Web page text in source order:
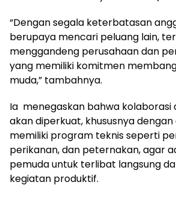
“Dengan segala keterbatasan
berupaya mencari peluang lain,
menggandeng perusahaan dan
yang memiliki komitmen
muda,” tambahnya.
Ia menegaskan bahwa kolaborasi
akan diperkuat, khususnya
memiliki program teknis seperti
perikanan, dan peternakan, agar
pemuda untuk terlibat langsung
kegiatan produktif.